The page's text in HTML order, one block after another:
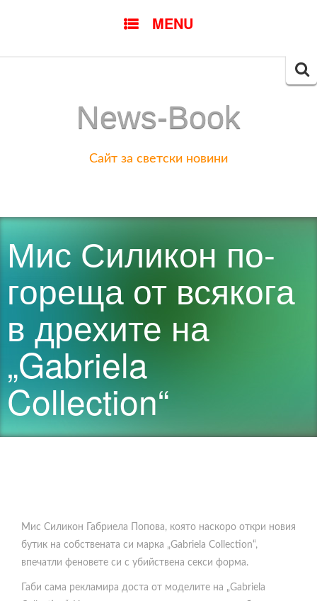
MENU
News-Book
Сайт за светски новини
Мис Силикон по-
гореща от всякога
в дрехите на
„Gabriela
Collection“
Мис Силикон Габриела Попова, която наскоро откри новия
бутик на собствената си марка „Gabriela Collection“,
впечатли феновете си с убийствена секси форма.
Габи сама рекламира доста от моделите на „Gabriela